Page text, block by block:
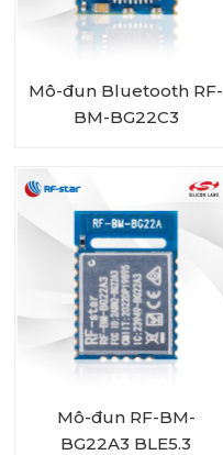
Mô-đun Bluetooth RF-
BM-BG22C3
Mô-đun RF-BM-
BG22A3 BLE5.3